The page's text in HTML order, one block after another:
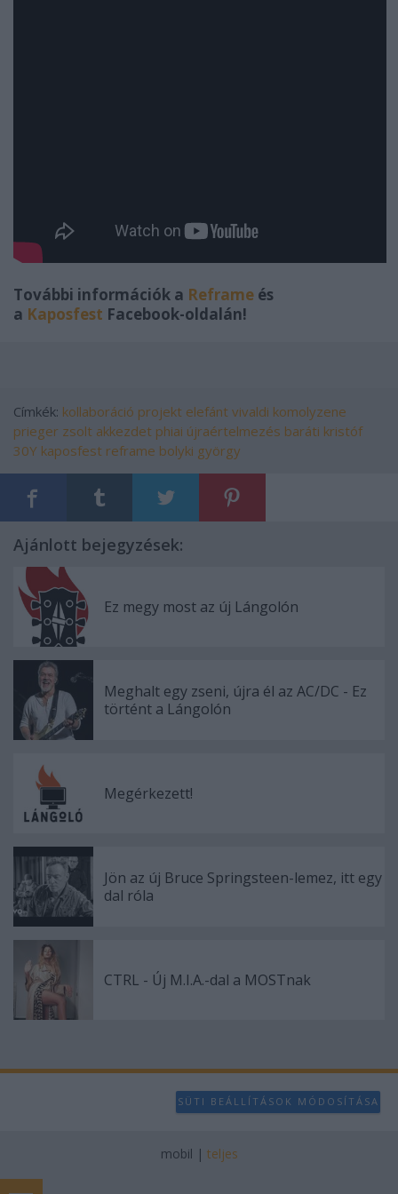
További információk a Reframe és
a Kaposfest Facebook-oldalán!
Címkék: kollaboráció projekt elefánt vivaldi komolyzene
prieger zsolt akkezdet phiai újraértelmezés baráti kristóf
30Y kaposfest reframe bolyki györgy
Ajánlott bejegyzések:
Ez megy most az új Lángolón
Meghalt egy zseni, újra él az AC/DC - Ez
történt a Lángolón
Megérkezett!
Jön az új Bruce Springsteen-lemez, itt egy
dal róla
CTRL - Új M.I.A.-dal a MOSTnak
SÜTI BEÁLLÍTÁSOK MÓDOSÍTÁSA
mobil | teljes